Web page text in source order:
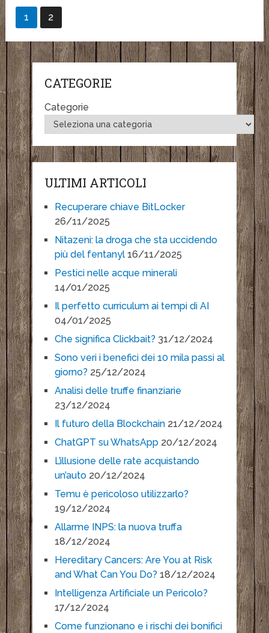
1 2
CATEGORIE
Categorie
ULTIMI ARTICOLI
Recuperare chiave BitLocker
26/11/2025
Nitazeni: la droga che sta uccidendo
più del fentanyl 16/11/2025
Pestici nelle acque minerali
14/01/2025
Il perfetto curriculum ai tempi di AI
04/01/2025
Che significa Clickbait? 31/12/2024
Sono veri i benefici dei 10 mila passi al
giorno? 25/12/2024
Analisi delle truffe finanziarie
23/12/2024
Il futuro della Blockchain 21/12/2024
ChatGPT su WhatsApp 20/12/2024
L’illusione delle rate acquistando
un’auto 20/12/2024
Temu è pericoloso utilizzarlo?
19/12/2024
Allarme INPS: la nuova truffa
18/12/2024
Hereditary Cancers: Are You at Risk
and What Can You Do? 18/12/2024
Intelligenza Artificiale un Pericolo?
17/12/2024
Come funzionano e i rischi dei bonifici